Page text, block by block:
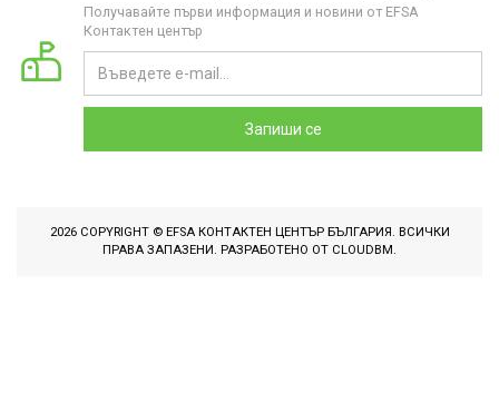
Получавайте първи информация и новини от EFSA
Контактен център
Запиши се
2026 COPYRIGHT © EFSA КОНТАКТЕН ЦЕНТЪР БЪЛГАРИЯ. ВСИЧКИ
ПРАВА ЗАПАЗЕНИ. РАЗРАБОТЕНО ОТ CLOUDBM .